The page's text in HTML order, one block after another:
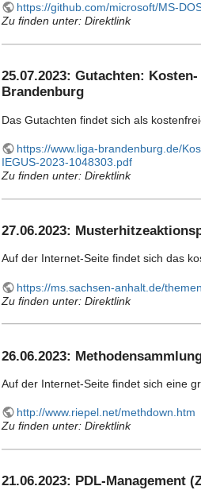
https://github.com/microsoft/MS-
Zu finden unter: Direktlink
25.07.2023: Gutachten:
Brandenburg
Das Gutachten findet sich als
https://www.liga-brandenburg.de/
IEGUS-2023-1048303.pdf
Zu finden unter: Direktlink
27.06.2023:
Auf der Internet-Seite findet sich das
https://ms.sachsen-anhalt.de/
Zu finden unter: Direktlink
26.06.2023:
Auf der Internet-Seite findet sich eine
http://www.riepel.net/methdown.htm
Zu finden unter: Direktlink
21.06.2023: PDL-Management